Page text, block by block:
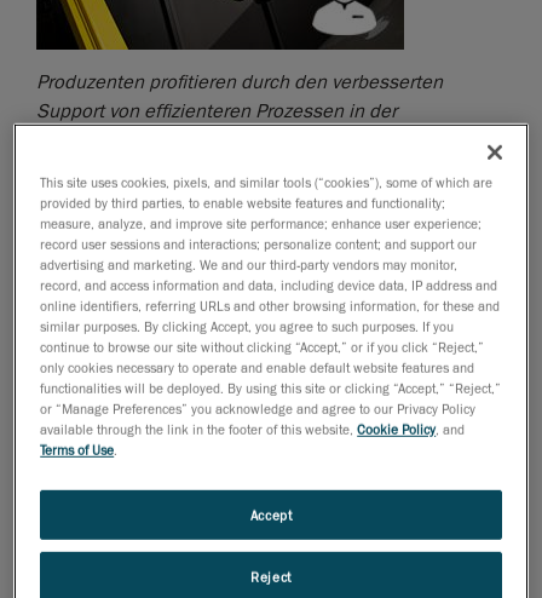
Produzenten profitieren durch den verbesserten
Support von effizienteren Prozessen in der
Creaform, das weltweit führende Unternehmen für
tragbare und automatisierte 3D-Messtechniklösungen
undEngineering Services, gab heute bekannt, dass es
nun rund um die Uhr Support für alle automatisierten
Qualitätssicherungslösungen der R-Serie bietet. Dieser
Service ist eine Ergänzung des umfassenden Supports
für die gesamte 3D-Messtechnik, den Creaform an
Werktagen bereitstellt. Der neue technische Support
steht rund um die Uhr weltweit zur Verfügung.
Die innovative und leistungsstarke Produktlinie der R-
Serie von Creaform bietet dasCUBE-R3D-Scanner-
Koordinatenmessgerät für Prüfungen an der
Fertigungslinie sowie denMetraSCAN 3D-R
robotergeführten optischen Scanner. Beide Lösungen
This site uses cookies, pixels, and similar tools (“cookies”), some of which are
provided by third parties, to enable website features and functionality;
measure, analyze, and improve site performance; enhance user experience;
record user sessions and interactions; personalize content; and support our
advertising and marketing. We and our third-party vendors may monitor,
record, and access information and data, including device data, IP address and
online identifiers, referring URLs and other browsing information, for these and
similar purposes. By clicking Accept, you agree to such purposes. If you
continue to browse our site without clicking “Accept,” or if you click “Reject,”
only cookies necessary to operate and enable default website features and
functionalities will be deployed. By using this site or clicking “Accept,” “Reject,”
or “Manage Preferences” you acknowledge and agree to our Privacy Policy
available through the link in the footer of this website,Cookie Policy, and
Terms of Use.
Reject
Accept